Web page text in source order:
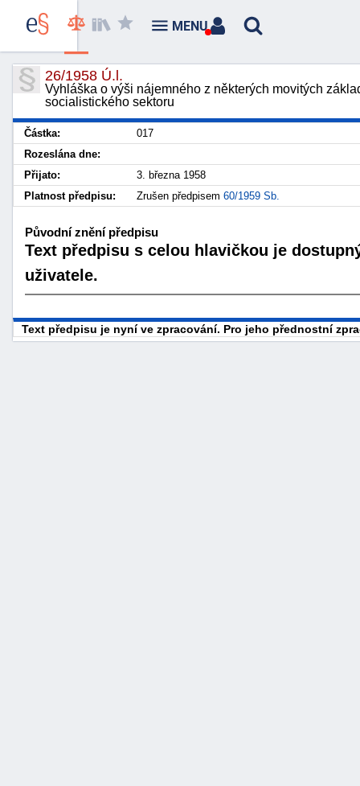
26/1958 Ú.l.
Vyhláška o výši nájemného z některých movitých
socialistického sektoru
Částka:
017
Rozeslána dne:
Přijato:
3. března 1958
Platnost předpisu:
Zrušen předpisem 60/1959 Sb.
Původní znění předpisu
Text předpisu s celou hlavičkou je
uživatele.
Text předpisu je nyní ve zpracování. Pro jeho přednostní
MENU